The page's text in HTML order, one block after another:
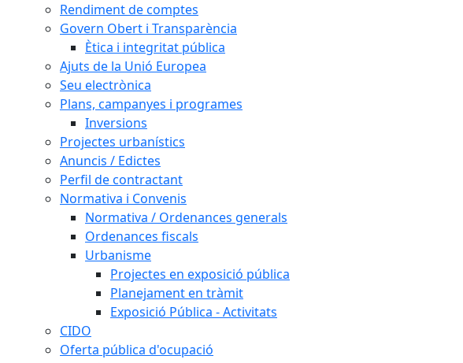
Rendiment de comptes
Govern Obert i Transparència
Ètica i integritat pública
Ajuts de la Unió Europea
Seu electrònica
Plans, campanyes i programes
Inversions
Projectes urbanístics
Anuncis / Edictes
Perfil de contractant
Normativa i Convenis
Normativa / Ordenances generals
Ordenances fiscals
Urbanisme
Projectes en exposició pública
Planejament en tràmit
Exposició Pública - Activitats
CIDO
Oferta pública d'ocupació